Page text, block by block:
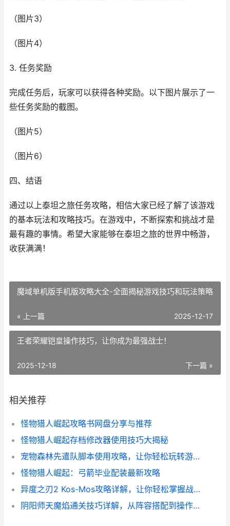
（图片3）
（图片4）
3. 任务奖励
完成任务后，玩家可以获得各种奖励。以下图片展示了一
些任务奖励的截图。
（图片5）
（图片6）
四、结语
通过以上泰坦之旅任务攻略，相信大家已经了解了该游戏
的基本玩法和攻略技巧。在游戏中，不断探索和挑战才是
最有趣的事情。希望大家能够在泰坦之旅的世界中畅游，
收获满满！
魔域单机版手机版攻略大全-全面揭秘游戏技巧和玩法策略
« 上一篇 2025-12-17
王者荣耀铠皇操作技巧，让你成为最强战士！
下一篇 »
2025-12-18
相关推荐
怪物猎人崛起攻略书网盘分享与推荐
怪物猎人崛起存档修改器使用技巧大揭秘
宠物森林先遣队脚本使用攻略，让你轻松玩转游戏！
怪物猎人崛起：弓箭毕业配装最新攻略
异度之刃2 Kos-Mos攻略详解，让你轻松掌握战斗技巧
阴阳师天魔焰通关技巧详解，从阵容搭配到操作心得全都有！